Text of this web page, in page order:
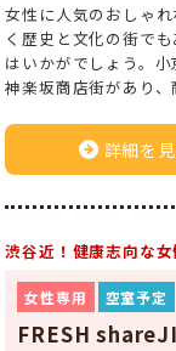
女性に人気のおしゃ
く歴史と文化の街で
はいかがでしょう。
神楽坂商店街があり
詳細を
渋谷近！健康志向な
女性専用 空室予定
FRESH